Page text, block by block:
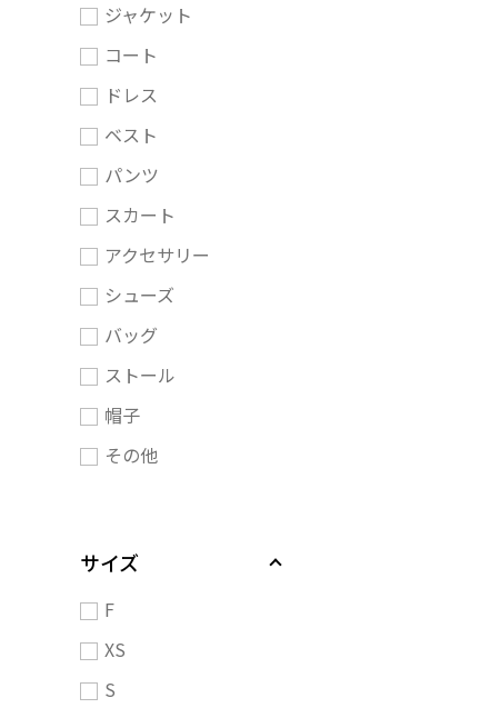
ジャケット
コート
ドレス
ベスト
パンツ
スカート
アクセサリー
シューズ
バッグ
ストール
帽子
その他
サイズ
F
XS
S